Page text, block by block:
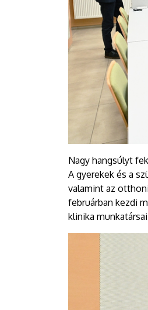
Nagy hangsúlyt
A gyerekek és a
valamint az
februárban kezdi
klinika